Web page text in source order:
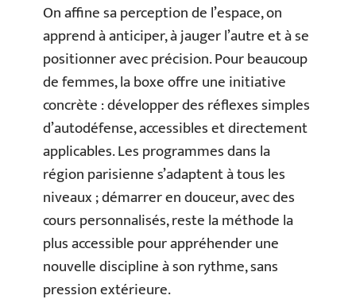
On affine sa perception de l’espace, on
apprend à anticiper, à jauger l’autre et à se
positionner avec précision. Pour beaucoup
de femmes, la boxe offre une initiative
concrète : développer des réflexes simples
d’autodéfense, accessibles et directement
applicables. Les programmes dans la
région parisienne s’adaptent à tous les
niveaux ; démarrer en douceur, avec des
cours personnalisés, reste la méthode la
plus accessible pour appréhender une
nouvelle discipline à son rythme, sans
pression extérieure.